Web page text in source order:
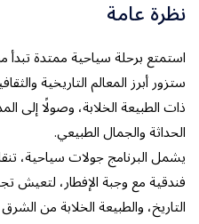
نظرة عامة
استمتع برحلة سياحية ممتدة
ستزور أبرز المعالم التاريخية
ذات الطبيعة الخلابة، وصولًا إلى
الحداثة والجمال الطبيعي.
يشمل البرنامج جولات سياحية،
فندقية مع وجبة الإفطار، لتعيش
التاريخ، والطبيعة الخلابة من